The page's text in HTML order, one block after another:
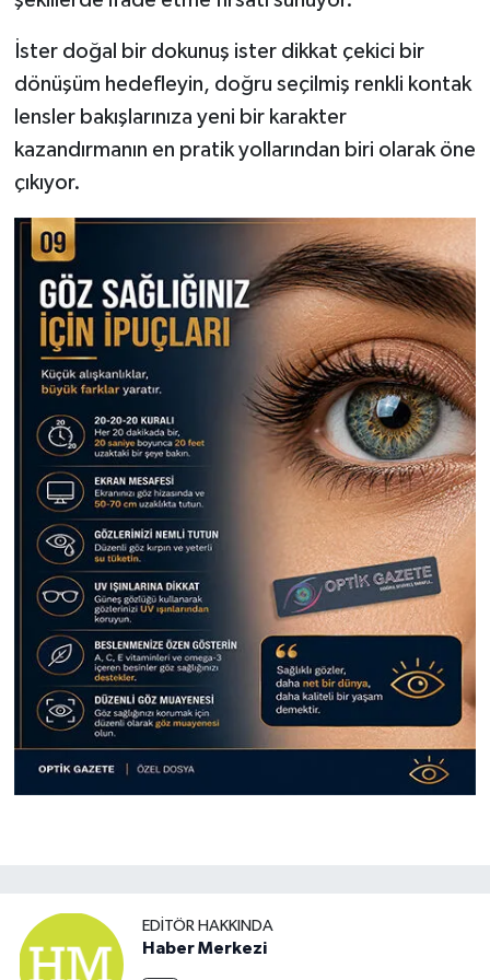
İster doğal bir dokunuş ister dikkat çekici bir
dönüşüm hedefleyin, doğru seçilmiş renkli kontak
lensler bakışlarınıza yeni bir karakter
kazandırmanın en pratik yollarından biri olarak öne
çıkıyor.
EDITÖR HAKKINDA
Haber Merkezi